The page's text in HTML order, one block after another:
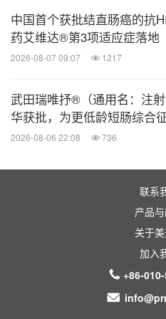
11:30-12:15
深度对话-
局?
应大为（主持人），奥博
谢炘，中国生物制药有限
王兴利，复星全球合伙人
孙建成，先声再明副总裁&
黄浩，阿斯利康战略合作
佟玲，步长生物制药 BD
会议时间：10月16日（下
中国首个获批结直肠癌的抗
药艾维达®第3项适应症落地
2026-08-07 09:07 1217
武田瑞唯抒®（通用名：注
华获批，为更低龄短肠综合
2026-08-06 22:08 736
联系
产品
关于
加入
+86-